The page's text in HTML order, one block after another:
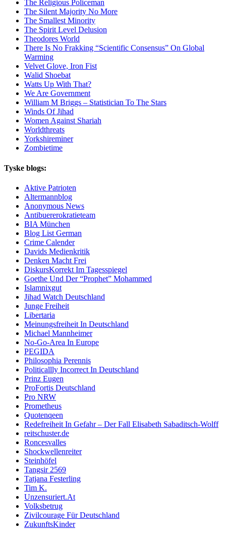
The Religious Policeman
The Silent Majority No More
The Smallest Minority
The Spirit Level Delusion
Theodores World
There Is No Frakking “Scientific Consensus” On Global
Warming
Velvet Glove, Iron Fist
Walid Shoebat
Watts Up With That?
We Are Government
William M Briggs – Statistician To The Stars
Winds Of Jihad
Women Against Shariah
Worldthreats
Yorkshireminer
Zombietime
Tyske blogs:
Aktive Patrioten
Altermannblog
Anonymous News
Antibuererokratieteam
BIA München
Blog List German
Crime Calender
Davids Medienkritik
Denken Macht Frei
DiskursKorrekt Im Tagesspiegel
Goethe Und Der “Prophet” Mohammed
Islamnixgut
Jihad Watch Deutschland
Junge Freiheit
Libertaria
Meinungsfreiheit In Deutschland
Michael Mannheimer
No-Go-Area In Europe
PEGIDA
Philosophia Perennis
Politicallly Incorrect In Deutschland
Prinz Eugen
ProFortis Deutschland
Pro NRW
Prometheus
Quotenqeen
Redefreiheit In Gefahr – Der Fall Elisabeth Sabaditsch-Wolff
reitschuster.de
Roncesvalles
Shockwellenreiter
Steinhöfel
Tangsir 2569
Tatjana Festerling
Tim K.
Unzensuriert.At
Volksbetrug
Zivilcourage Für Deutschland
ZukunftsKinder